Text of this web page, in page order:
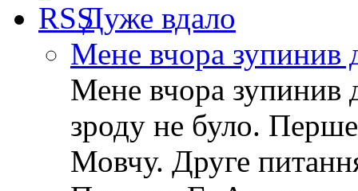
Дуже вдало
Мене вчора зупинив
Мене вчора зупинив
зроду не було.
Мовчу. Друге